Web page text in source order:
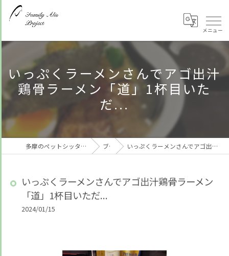
いっぷくラーメンさんでアゴ出汁
鶏骨ラーメン「道」1杯目いた
だ...
多摩のペットシッターならFamily Alis Project ブログ いっぷくラーメンさんでアゴ出汁鶏骨ラーメン「道」1杯目いただ...
いっぷくラーメンさんでアゴ出汁鶏骨ラーメン
「道」1杯目いただ...
2024/01/15